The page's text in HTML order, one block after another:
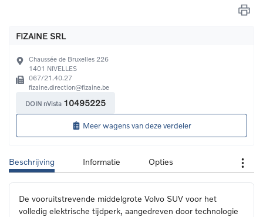
FIZAINE SRL
Chaussée de Bruxelles 226
1401 NIVELLES
067/21.40.27
fizaine.direction@fizaine.be
DOIN nVista 10495225
Meer wagens van deze verdeler
Beschrijving Informatie Opties
De vooruitstrevende middelgrote Volvo SUV voor het
volledig elektrische tijdperk, aangedreven door technologie